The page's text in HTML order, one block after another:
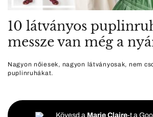
10 látványos
messze van még a
Nagyon nőiesek, nagyon látványosak, nem
puplinruhákat.
Kövesd a Marie Claire-t a